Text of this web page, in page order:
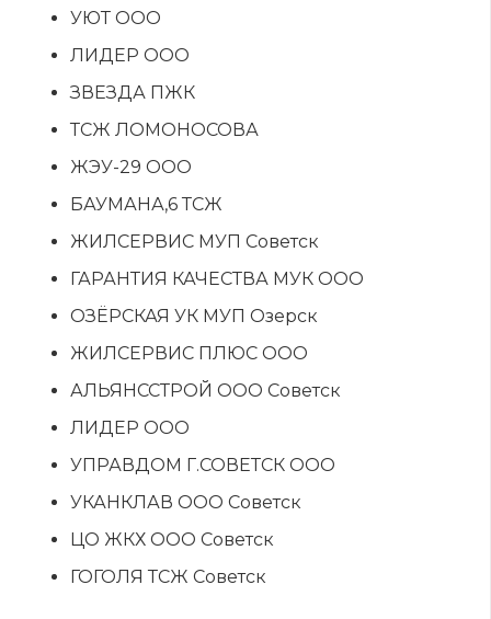
УЮТ ООО
ЛИДЕР ООО
ЗВЕЗДА ПЖК
ТСЖ ЛОМОНОСОВА
ЖЭУ-29 ООО
БАУМАНА,6 ТСЖ
ЖИЛСЕРВИС МУП Советск
ГАРАНТИЯ КАЧЕСТВА МУК ООО
ОЗЁРСКАЯ УК МУП Озерск
ЖИЛСЕРВИС ПЛЮС ООО
АЛЬЯНССТРОЙ ООО Советск
ЛИДЕР ООО
УПРАВДОМ Г.СОВЕТСК ООО
УКАНКЛАВ ООО Советск
ЦО ЖКХ ООО Советск
ГОГОЛЯ ТСЖ Советск